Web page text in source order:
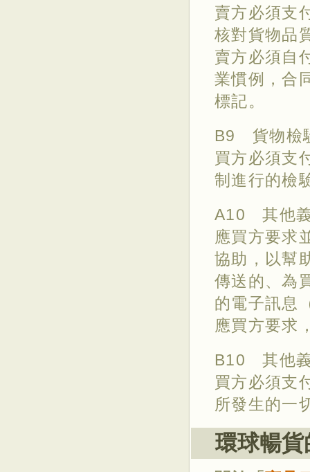
賣方必須支
核對貨物品
賣方必須自
業慣例，合
標記。
B9 貨物檢
買方必須支
制進行的檢
A10 其他
應買方要求
協助，以幫
傳送的、為
的電子訊息
應買方要求
B10 其他
買方必須支
所發生的一
環球暢